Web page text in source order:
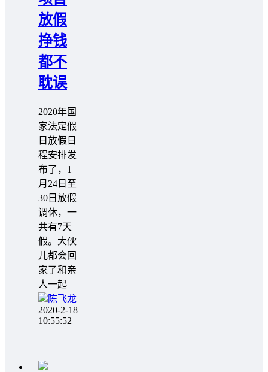
放假
挣钱
都不
耽误
2020年国
家法定假
日放假日
程安排发
布了，1
月24日至
30日放假
调休，一
共有7天
假。大伙
儿都会回
家了和亲
人一起
陈飞龙
2020-2-18
10:55:52